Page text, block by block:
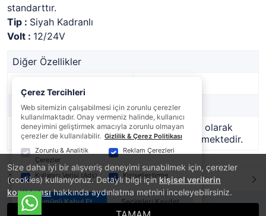
Size daha iyi bir alışveriş deneyimi sunabilmek için, çerezler
(cookies) kullanıyoruz. Detaylı bilgi içinkişisel verilerin
korunmasıhakkında aydınlatma metnini inceleyebilirsiniz.
standarttır.
Tip : Siyah Kadranlı
Volt : 12/24V
Diğer Özellikler
Marka
VETUS
Stok Durumu
Bu ürün geçici olarak
temin edilememektedir.
Ürün Yorumları
Çerez Tercihleri
Web sitemizin çalışabilmesi için zorunlu çerezler
kullanılmaktadır. Onay vermeniz halinde, kullanıcı
deneyimini geliştirmek amacıyla zorunlu olmayan
çerezler de kullanılabilir. Gizlilik & Çerez Politikası
Zorunlu & Analitik
Çerezler
Reklam Çerezleri
Kullanıcı Verisi (Ads) Kişiselleştirme
Tümünü Kabul Et Seçimleri Kaydet